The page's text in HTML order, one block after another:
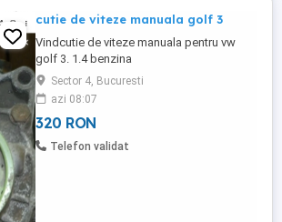
cutie de viteze manuala golf 3
Vindcutie de viteze manuala pentru vw
golf 3. 1.4 benzina
Sector 4, Bucuresti
azi 08:07
320 RON
Telefon validat